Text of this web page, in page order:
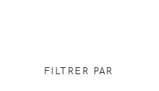
FILTRER PAR